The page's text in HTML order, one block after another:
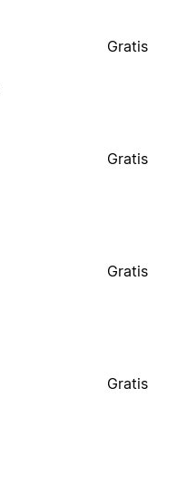
Gratis
Gratis
Gratis
Gratis